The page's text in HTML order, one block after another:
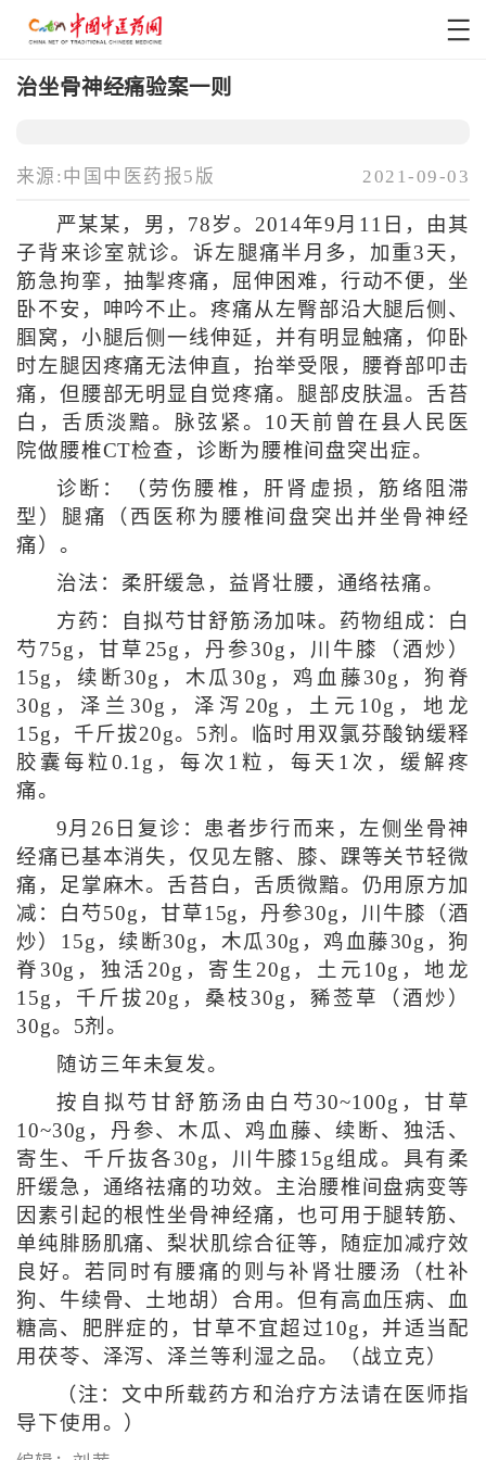
治坐骨神经痛验案一则
来源:中国中医药报5版 2021-09-03
严某某，男，78岁。2014年9月11日，由其
子背来诊室就诊。诉左腿痛半月多，加重3天，
筋急拘挛，抽掣疼痛，屈伸困难，行动不便，坐
卧不安，呻吟不止。疼痛从左臀部沿大腿后侧、
腘窝，小腿后侧一线伸延，并有明显触痛，仰卧
时左腿因疼痛无法伸直，抬举受限，腰脊部叩击
痛，但腰部无明显自觉疼痛。腿部皮肤温。舌苔
白，舌质淡黯。脉弦紧。10天前曾在县人民医
院做腰椎CT检查，诊断为腰椎间盘突出症。
诊断：（劳伤腰椎，肝肾虚损，筋络阻滞
型）腿痛（西医称为腰椎间盘突出并坐骨神经
痛）。
治法：柔肝缓急，益肾壮腰，通络祛痛。
方药：自拟芍甘舒筋汤加味。药物组成：白
芍75g，甘草25g，丹参30g，川牛膝（酒炒）
15g，续断30g，木瓜30g，鸡血藤30g，狗脊
30g，泽兰30g，泽泻20g，土元10g，地龙
15g，千斤拔20g。5剂。临时用双氯芬酸钠缓释
胶囊每粒0.1g，每次1粒，每天1次，缓解疼
痛。
9月26日复诊：患者步行而来，左侧坐骨神
经痛已基本消失，仅见左髂、膝、踝等关节轻微
痛，足掌麻木。舌苔白，舌质微黯。仍用原方加
减：白芍50g，甘草15g，丹参30g，川牛膝（酒
炒）15g，续断30g，木瓜30g，鸡血藤30g，狗
脊30g，独活20g，寄生20g，土元10g，地龙
15g，千斤拔20g，桑枝30g，豨莶草（酒炒）
30g。5剂。
随访三年未复发。
按自拟芍甘舒筋汤由白芍30~100g，甘草
10~30g，丹参、木瓜、鸡血藤、续断、独活、
寄生、千斤抜各30g，川牛膝15g组成。具有柔
肝缓急，通络祛痛的功效。主治腰椎间盘病变等
因素引起的根性坐骨神经痛，也可用于腿转筋、
单纯腓肠肌痛、梨状肌综合征等，随症加减疗效
良好。若同时有腰痛的则与补肾壮腰汤（杜补
狗、牛续骨、土地胡）合用。但有高血压病、血
糖高、肥胖症的，甘草不宜超过10g，并适当配
用茯苓、泽泻、泽兰等利湿之品。（战立克）
（注：文中所载药方和治疗方法请在医师指
导下使用。）